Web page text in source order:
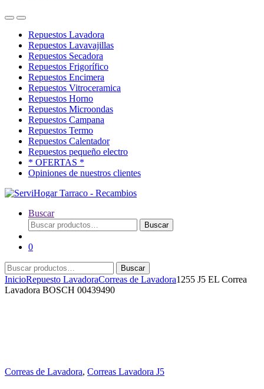
OpenClose
Repuestos Lavadora
Repuestos Lavavajillas
Repuestos Secadora
Repuestos Frigorífico
Repuestos Encimera
Repuestos Vitroceramica
Repuestos Horno
Repuestos Microondas
Repuestos Campana
Repuestos Termo
Repuestos Calentador
Repuestos pequeño electro
* OFERTAS *
Opiniones de nuestros clientes
Buscar
Buscar
por:
Buscar
0
Buscar
por:
Buscar
InicioRepuesto LavadoraCorreas de Lavadora1255 J5 EL Correa
Lavadora BOSCH 00439490
Correas de Lavadora, Correas Lavadora J5